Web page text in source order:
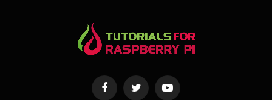
FacebookTwitter YouTube